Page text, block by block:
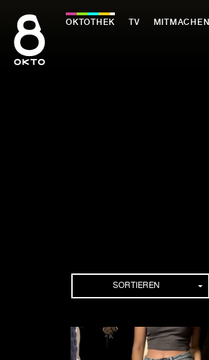
Inhalt
springen
OKTOTHEK TV MITMACHEN
SORTIEREN